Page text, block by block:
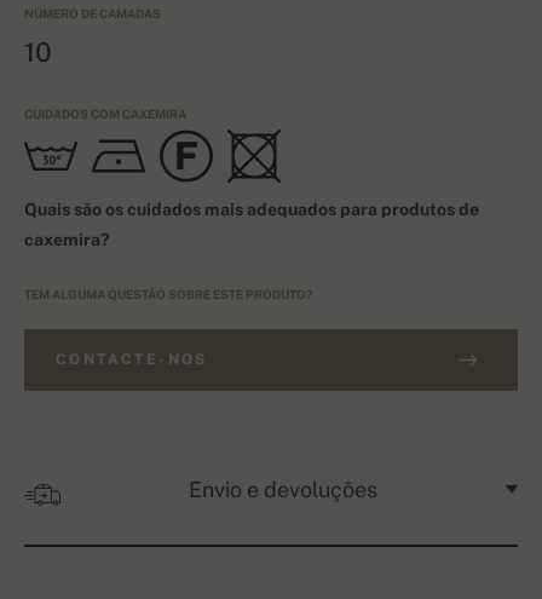
NÚMERO DE CAMADAS
10
CUIDADOS COM CAXEMIRA
Quais são os cuidados mais adequados para produtos de
caxemira?
TEM ALGUMA QUESTÃO SOBRE ESTE PRODUTO?
CONTACTE-NOS
Envio e devoluções